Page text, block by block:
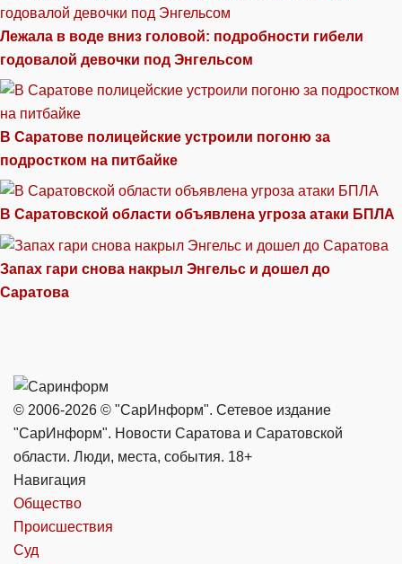
Лежала в воде вниз головой: подробности гибели
годовалой девочки под Энгельсом
В Саратове полицейские устроили погоню за
подростком на питбайке
В Саратовской области объявлена угроза атаки БПЛА
Запах гари снова накрыл Энгельс и дошел до
Саратова
© 2006-2026 © "СарИнформ". Сетевое издание
"СарИнформ". Новости Саратова и Саратовской
области. Люди, места, события. 18+
Навигация
Общество
Происшествия
Суд